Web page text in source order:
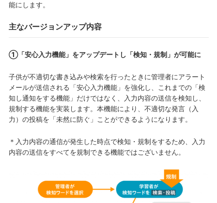
能にします。
主なバージョンアップ内容
①「安心入力機能」をアップデートし「検知・規制」が可能に
子供が不適切な書き込みや検索を行ったときに管理者にアラート
メールが送信される「安心入力機能」を強化し、これまでの「検
知し通知をする機能」だけではなく、入力内容の送信を検知し、
規制する機能を実装します。本機能により、不適切な発言（入
力）の投稿を「未然に防ぐ」ことができるようになります。
＊入力内容の通信が発生した時点で検知・規制をするため、入力
内容の送信をすべてを規制できる機能ではございません。